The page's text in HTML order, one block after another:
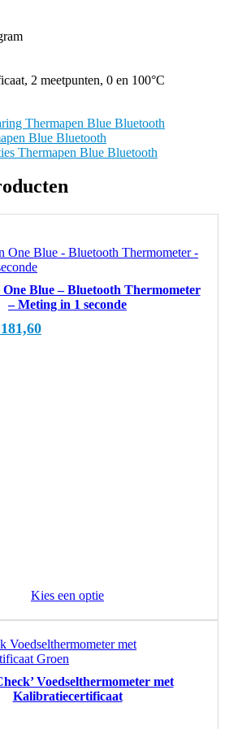
2 meetpunten, 0 en 100°C
Thermapen Blue Bluetooth
Blue Bluetooth
Thermapen Blue Bluetooth
Blue – Bluetooth Thermometer
– Meting in 1 seconde
181,60Huidige
Kies een optie
Voedselthermometer met
Kalibratiecertificaat